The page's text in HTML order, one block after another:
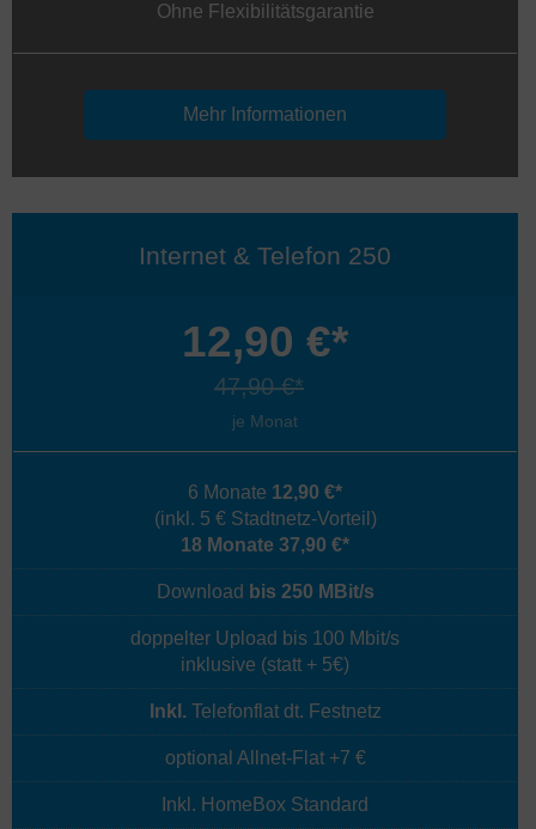
Ohne Flexibilitätsgarantie
Mehr Informationen
Internet & Telefon 250
12,90 €*
47,90 €*
je Monat
6 Monate 12,90 €*
(inkl. 5 € Stadtnetz-Vorteil)
18 Monate 37,90 €*
Download bis 250 MBit/s
doppelter Upload bis 100 Mbit/s
inklusive (statt + 5€)
Inkl.Telefonflat dt. Festnetz
optional Allnet-Flat +7 €
Inkl. HomeBox Standard